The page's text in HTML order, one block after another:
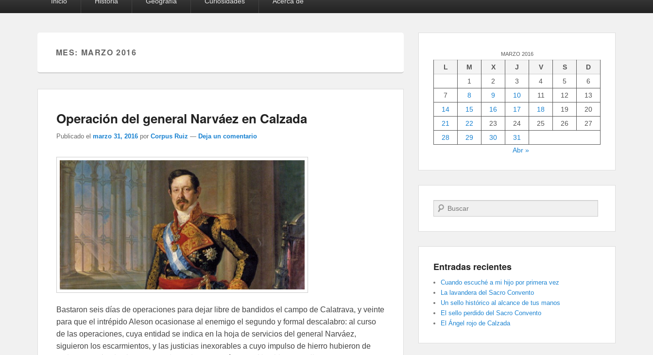
MES: MARZO 2016
Operación del general Narváez en Calzada
Publicado el marzo 31, 2016 por Corpus Ruiz — Deja un comentario
Bastaron seis días de operaciones para dejar libre de bandidos el campo de Calatrava, y veinte
para que el intrépido Aleson ocasionase al enemigo el segundo y formal descalabro: al curso
de las operaciones, cuya entidad se indica en la hoja de servicios del general Narváez,
siguieron los escarmientos, y las justicias inexorables a cuyo impulso de hierro hubieron de
MARZO 2016
L M X J V S
D
1
2 3 4 5
6
7
8 9 10 11 12
13
14
15 16 17 18 19
20
21
22 23 24 25 26
27
28
29 30
31
Abr »
Buscar
Entradas recientes
Cuando escuché a mi hijo por primera vez
La lavandera del Sacro Convento
Un sello histórico al alcance de tus manos
El sello perdido del Sacro Convento
El Ángel rojo de Calzada